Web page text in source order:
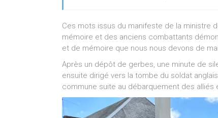
Ces mots issus du manifeste de la ministre
mémoire et des anciens combattants
et de mémoire que nous nous devons de
Après un dépôt de gerbes, une minute de
ensuite dirigé vers la tombe du soldat
commune suite au débarquement des alliés